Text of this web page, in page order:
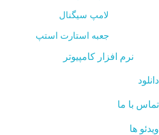
لامپ سیگنال
جعبه استارت استپ
نرم افزار کامپیوتر
دانلود
تماس با ما
ویدئو ها